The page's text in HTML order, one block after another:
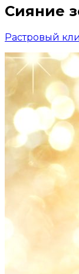
Сияние
Растровый